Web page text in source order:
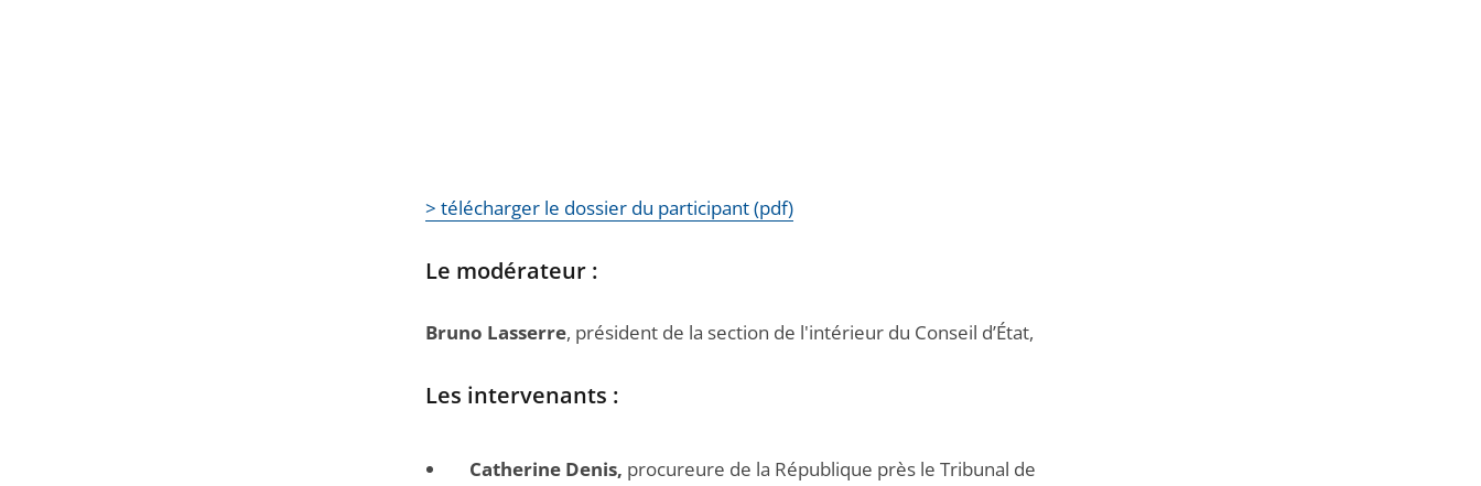
> télécharger le dossier du participant (pdf)
Le modérateur :
Bruno Lasserre, président de la section de l'intérieur du Conseil d’État,
Les intervenants :
Catherine Denis, procureure de la République près le Tribunal de